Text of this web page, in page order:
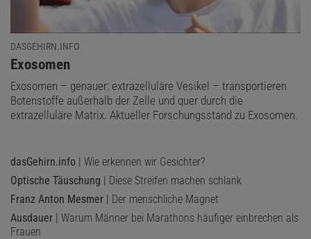
DASGEHIRN.INFO
:
Exosomen
Exosomen – genauer: extrazelluläre Vesikel – transportieren
Botenstoffe außerhalb der Zelle und quer durch die
extrazelluläre Matrix. Aktueller Forschungsstand zu Exosomen.
dasGehirn.info | Wie erkennen wir Gesichter?
Optische Täuschung | Diese Streifen machen schlank
Franz Anton Mesmer | Der menschliche Magnet
Ausdauer | Warum Männer bei Marathons häufiger einbrechen als
Frauen